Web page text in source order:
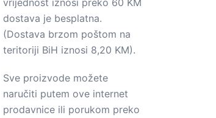
vrijednost iznosi preko 60 KM
dostava je besplatna.
(Dostava brzom poštom na
teritoriji BiH iznosi 8,20 KM).
Sve proizvode možete
naručiti putem ove internet
prodavnice ili porukom preko